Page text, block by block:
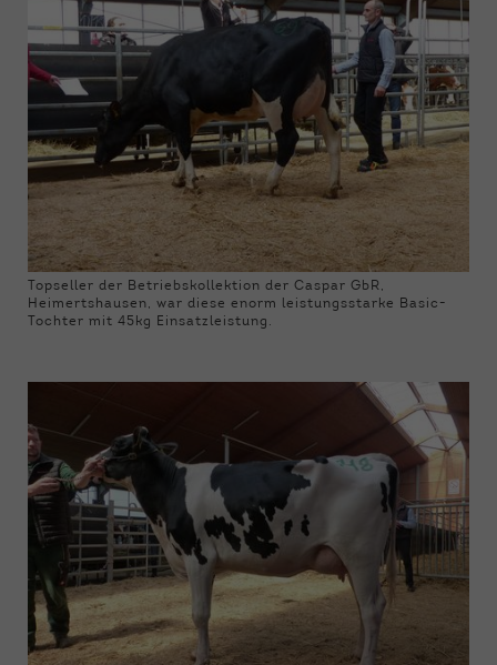
Topseller der Betriebskollektion der Caspar GbR,
Heimertshausen, war diese enorm leistungsstarke Basic-
Tochter mit 45kg Einsatzleistung.